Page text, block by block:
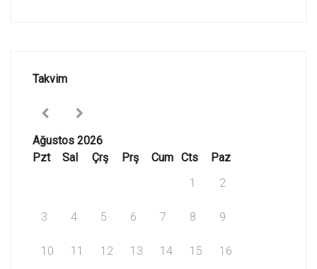
Takvim
Ağustos 2026
Pzt
Sal Çrş Prş Cum Cts
Paz
1
2
3 4 5 6 7 8 9
10 11 12 13 14 15 16